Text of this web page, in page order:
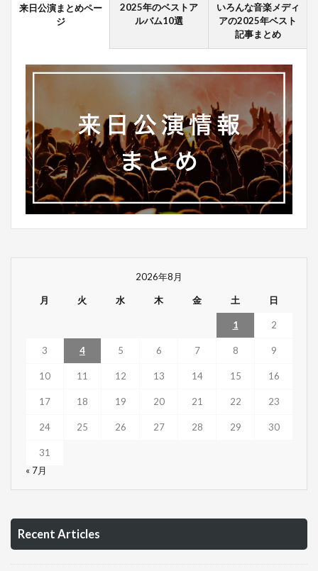
来日公演まとめペー
ジ
2025年のベストア
ルバム10選
いろんな音楽メディ
アの2025年ベスト
記事まとめ
2026年8月
月 火 水 木 金 土 日
1 2
3 4 5 6 7 8 9
10 11 12 13 14 15 16
17 18 19 20 21 22 23
24 25 26 27 28 29 30
31
« 7月
Recent Articles